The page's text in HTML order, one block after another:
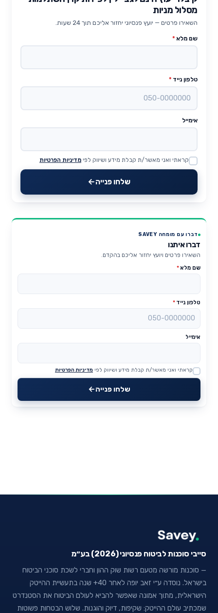
מסלול מניות
השאירו פרטים — יועץ פנסיוני יחזור אליכם תוך 24 שעות.
שם מלא *
טלפון נייד *
אימייל
Website
קראתי ואני מאשר/ת קבלת מידע ושיווק לפי מדיניות הפרטיות
שלחו פנייה
דברו עם מומחה SAVEY
דברו איתנו
השאירו פרטים ויועץ יחזור אליכם בהקדם.
שם מלא*
טלפון נייד *
אימייל
Website
קראתי ואני מאשר/ת קבלת מידע ושיווק לפי מדיניות הפרטיות
שלחו פנייה
סייבי סוכנות לביטוח פנסיוני (2026) בע״מ
— סוכנות מורשה מטעם רשות שוק ההון וחברי לשכת סוכני הביטוח
בישראל. נוסדה ע״י זאב יופה לאחר 40+ שנה בתעשיית ההייטק
הישראלית, מתוך אמונה שאפשר להביא לעולם הביטוח את הסטנדרט
שמכתיב עולם ההייטק: שקיפות, דיוק והוגנות. שלוש הבטחות פשוטות